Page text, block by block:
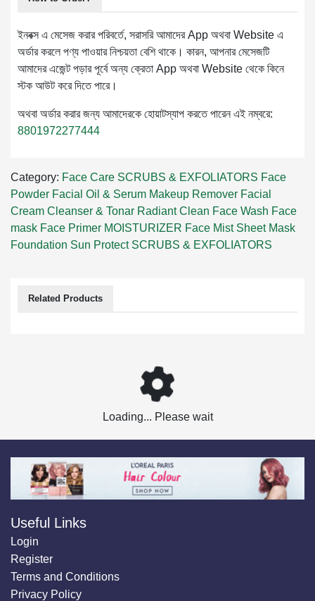
ইনবক্স এ মেসেজ করার পরিবর্তে, সরাসরি আমাদের App অথবা Website এ
অর্ডার করলে পণ্য পাওয়ার নিশ্চয়তা বেশি থাকে। কারন, আপনার মেসেজটি
আমাদের এজেন্ট পড়ার পূর্বে অন্য ক্রেতা App অথবা Website থেকে কিনে
স্টক আউট করে দিতে পারে।
অথবা অর্ডার করার জন্য আমাদেরকে হোয়াটস্যাপ করতে পারেন এই নম্বরে:
8801972277444
Category: Face Care SCRUBS & EXFOLIATORS Face
Powder Facial Oil & Serum Makeup Remover Facial
Cream Cleanser & Tonar Radiant Clean Face Wash Face
mask Face Primer MOISTURIZER Face Mist Sheet Mask
Foundation Sun Protect SCRUBS & EXFOLIATORS
Related Products
Loading... Please wait
Useful Links
Login
Register
Terms and Conditions
Privacy Policy